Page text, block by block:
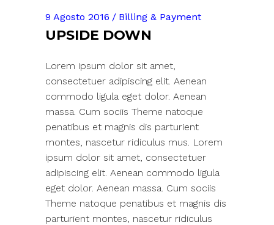
9 Agosto 2016 Billing & Payment
UPSIDE DOWN
Lorem ipsum dolor sit amet,
consectetuer adipiscing elit. Aenean
commodo ligula eget dolor. Aenean
massa. Cum sociis Theme natoque
penatibus et magnis dis parturient
montes, nascetur ridiculus mus. Lorem
ipsum dolor sit amet, consectetuer
adipiscing elit. Aenean commodo ligula
eget dolor. Aenean massa. Cum sociis
Theme natoque penatibus et magnis dis
parturient montes, nascetur ridiculus